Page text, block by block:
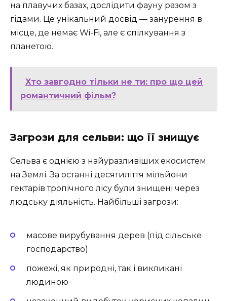
на плавучих базах, дослідити фауну разом з
гідами. Це унікальний досвід — занурення в
місце, де немає Wi-Fi, але є спілкування з
планетою.
Хто завгодно тільки не ти: про що цей
романтичний фільм?
Загрози для сельви: що її знищує
Сельва є однією з найуразливіших екосистем
на Землі. За останні десятиліття мільйони
гектарів тропічного лісу були знищені через
людську діяльність. Найбільші загрози:
масове вирубування дерев (під сільське
господарство)
пожежі, як природні, так і викликані
людиною